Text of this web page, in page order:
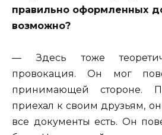
правильно оформленных
возможно?
— Здесь тоже
провокация. Он мог
принимающей стороне.
приехал к своим друзьям,
все документы есть. Он